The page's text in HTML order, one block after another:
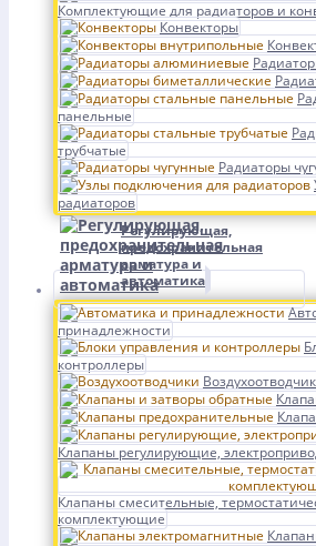
Комплектующие для радиаторов и
Конвекторы
панельные
трубчатые
Радиаторы
радиаторов
Регулирующая,
предохранительная
арматура и
автоматика
принадлежности
контроллеры
Клапаны регулирующие,
Клапаны смесительные,
комплектующие